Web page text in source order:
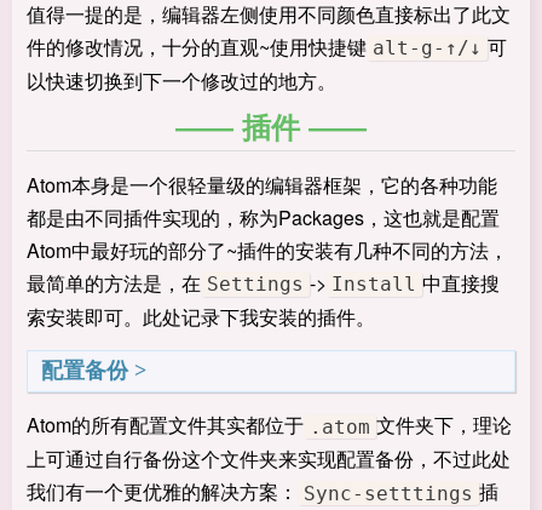
值得一提的是，编辑器左侧使用不同颜色直接标出了此文
件的修改情况，十分的直观~使用快捷键 alt-g-↑/↓ 可
以快速切换到下一个修改过的地方。
插件
Atom本身是一个很轻量级的编辑器框架，它的各种功能
都是由不同插件实现的，称为Packages，这也就是配置
Atom中最好玩的部分了~插件的安装有几种不同的方法，
最简单的方法是，在 Settings -> Install 中直接搜
索安装即可。此处记录下我安装的插件。
配置备份
Atom的所有配置文件其实都位于 .atom 文件夹下，理论
上可通过自行备份这个文件夹来实现配置备份，不过此处
我们有一个更优雅的解决方案：
Sync-setttings 插